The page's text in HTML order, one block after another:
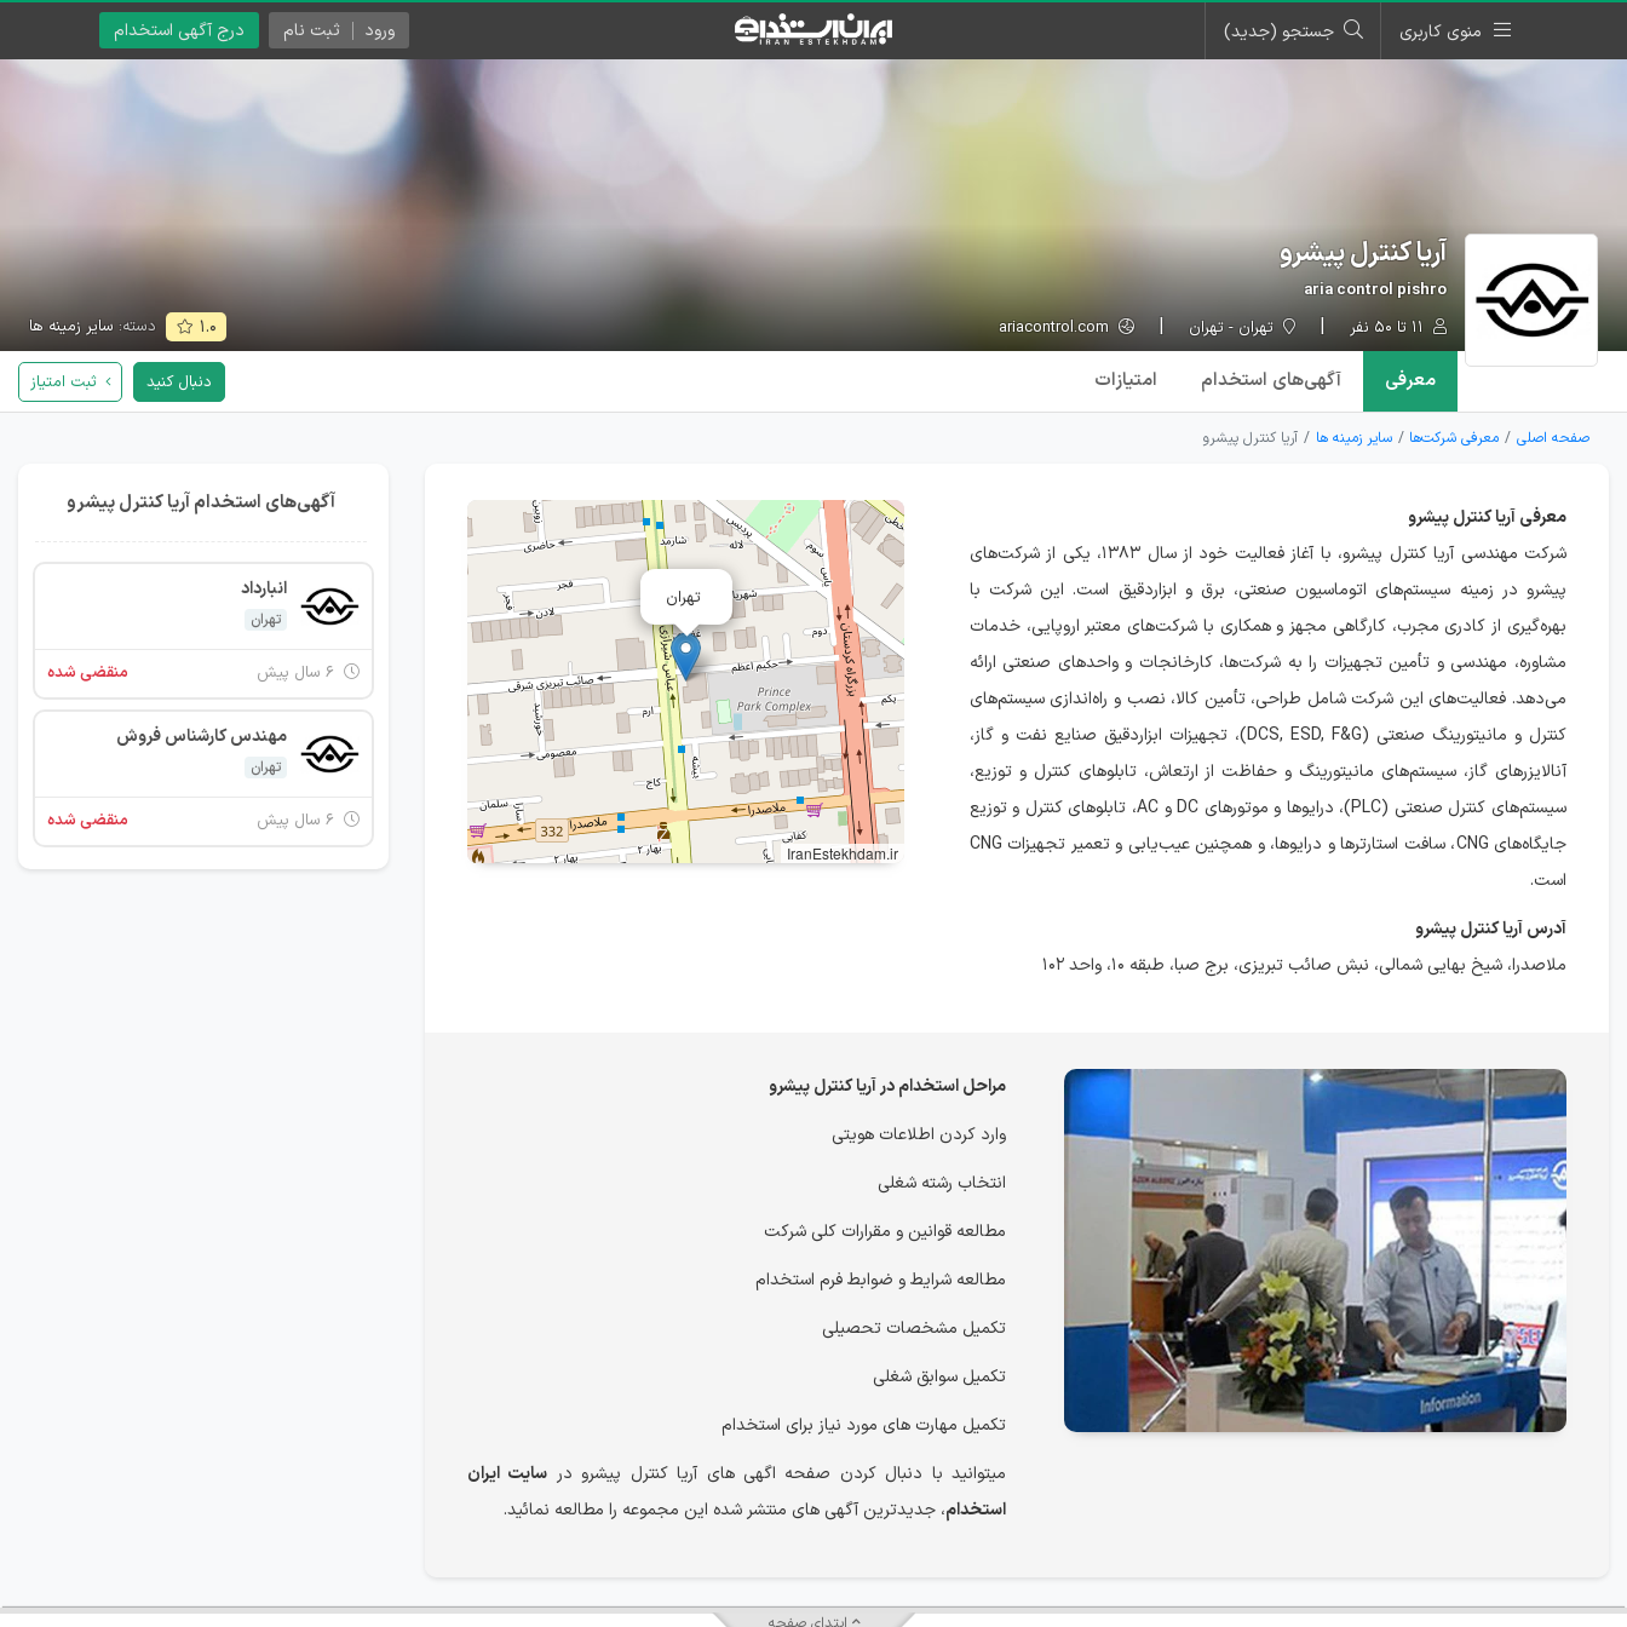
منوی کاربری جستجو (جدید) درج آگهی استخدام ورود ثبت نام
آریا کنترل پیشرو
aria control pishro
تهران - تهران ۱.۰ دسته: سایر زمینه ها
معرفی آگهی‌های استخدام امتیازات دنبال کنید ثبت امتیاز
صفحه اصلی معرفی شرکت‌ها سایر زمینه ها آریا کنترل پیشرو
معرفی آریا کنترل پیشرو
شرکت مهندسی آریا کنترل پیشرو، با آغاز فعالیت خود از سال ۱۳۸۳، یکی از شرکت‌های
پیشرو در زمینه سیستم‌های اتوماسیون صنعتی، برق و ابزاردقیق است. این شرکت با
بهره‌گیری از کادری مجرب، کارگاهی مجهز و همکاری با شرکت‌های معتبر اروپایی، خدمات
مشاوره، مهندسی و تأمین تجهیزات را به شرکت‌ها، کارخانجات و واحدهای صنعتی ارائه
می‌دهد. فعالیت‌های این شرکت شامل طراحی، تأمین کالا، نصب و راه‌اندازی سیستم‌های
کنترل و مانیتورینگ صنعتی (DCS, ESD, F&G)، تجهیزات ابزاردقیق صنایع نفت و گاز،
آنالایزرهای گاز، سیستم‌های مانیتورینگ و حفاظت از ارتعاش، تابلوهای کنترل و توزیع،
سیستم‌های کنترل صنعتی (PLC)، درایوها و موتورهای DC و AC، تابلوهای کنترل و توزیع
جایگاه‌های CNG، سافت استارترها و درایوها، و همچنین عیب‌یابی و تعمیر تجهیزات CNG
است.
آدرس آریا کنترل پیشرو
ملاصدرا، شیخ بهایی شمالی، نبش صائب تبریزی، برج صبا، طبقه ۱۰، واحد ۱۰۲
تهران
IranEstekhdam.ir
مراحل استخدام در آریا کنترل پیشرو
وارد کردن اطلاعات هویتی
انتخاب رشته شغلی
مطالعه قوانین و مقرارات کلی شرکت
مطالعه شرایط و ضوابط فرم استخدام
تکمیل مشخصات تحصیلی
تکمیل سوابق شغلی
تکمیل مهارت های مورد نیاز برای استخدام
میتوانید با دنبال کردن صفحه اگهی های آریا کنترل پیشرو در سایت ایران
استخدام، جدیدترین آگهی های منتشر شده این مجموعه را مطالعه نمائید.
آگهی‌های استخدام آریا کنترل پیشرو
انبارداد
تهران
منقضی شده
مهندس کارشناس فروش
تهران
منقضی شده